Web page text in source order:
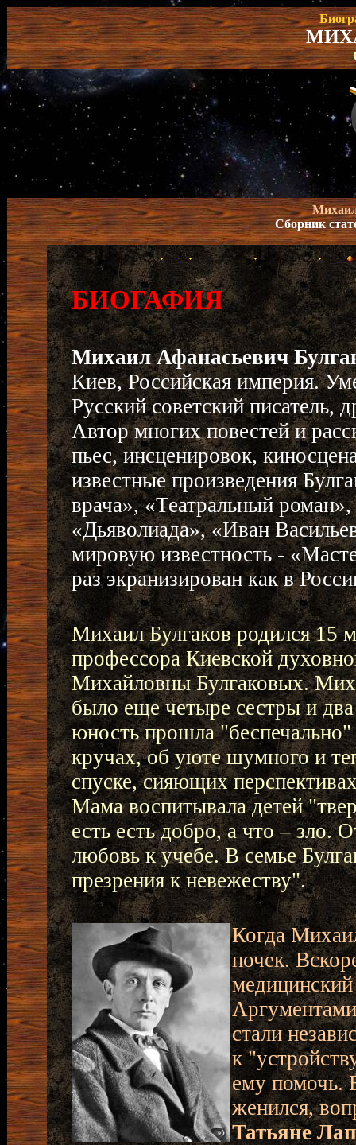
Сборник
БИОГАФИЯ
Михаил Афанасьевич
Киев, Российская империя.
Русский советский писатель,
Автор многих повестей и
пьес, инсценировок,
известные произведения
врача», «Театральный
«Дьяволиада», «Иван
мировую известность -
раз экранизирован как в
Михаил Булгаков родился 15
профессора Киевской
Михайловны Булгаковых.
было еще четыре сестры и
юность прошла "беспечально"
кручах, об уюте шумного и
спуске, сияющих
Мама воспитывала детей
есть есть добро, а что – зло.
любовь к учебе. В семье
презрения к невежеству".
Когда
почек.
медицинский
стали
к
ему помочь.
женился,
Татьяне